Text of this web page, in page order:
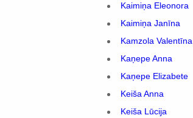
Kaimiņa Eleonora
Kaimiņa Janīna
Kamzola Valentīna
Kaņepe Anna
Kaņepe Elizabete
Keiša Anna
Keiša Lūcija